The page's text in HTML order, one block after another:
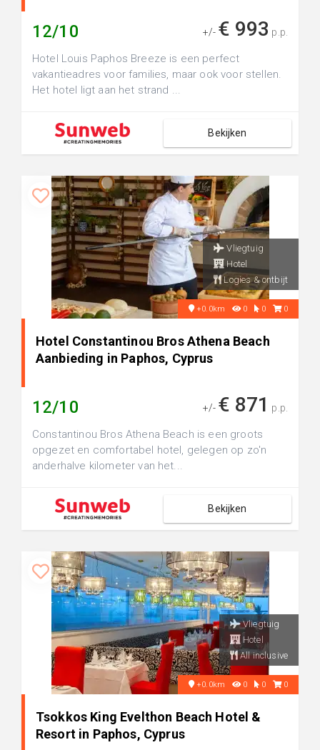
12/10 +/- € 993 p.p.
Hotel Louis Paphos Breeze is een perfect
vakantieadres voor families, maar ook voor stellen.
Het hotel ligt aan het strand ...
Bekijken
Vliegtuig
Hotel
Logies & ontbijt
+0.0km 0 0 0
Hotel Constantinou Bros Athena Beach
Aanbieding in Paphos, Cyprus
12/10 +/- € 871 p.p.
Constantinou Bros Athena Beach is een groots
opgezet en comfortabel hotel, gelegen op zo'n
anderhalve kilometer van het...
Bekijken
Vliegtuig
Hotel
All inclusive
+0.0km 0 0 0
Tsokkos King Evelthon Beach Hotel &
Resort in Paphos, Cyprus